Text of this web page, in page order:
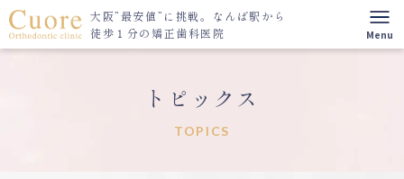
大阪”最安値”に挑戦。 なんば駅から
徒歩１分の矯正歯科医院
トピックス
TOPICS